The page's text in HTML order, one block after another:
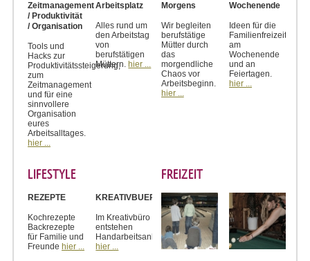
Zeitmanagement
/ Produktivität
/ Organisation
Tools und
Hacks zur
Produktivitätssteigerung,
zum
Zeitmanagement
und für eine
sinnvollere
Organisation
eures
Arbeitsalltages.
hier ...
Arbeitsplatz
Alles rund um
den Arbeitstag
von
berufstätigen
Müttern. hier ...
Morgens
Wir begleiten
berufstätige
Mütter durch
das
morgendliche
Chaos vor
Arbeitsbeginn.
hier ...
Wochenende
Ideen für die
Familienfreizeit
am
Wochenende
und an
Feiertagen.
hier ...
LIFESTYLE
REZEPTE
Kochrezepte
Backrezepte
für Familie und
Freunde hier ...
KREATIVBUERO
Im Kreativbüro
entstehen
Handarbeitsanleitungen
hier ...
FREIZEIT